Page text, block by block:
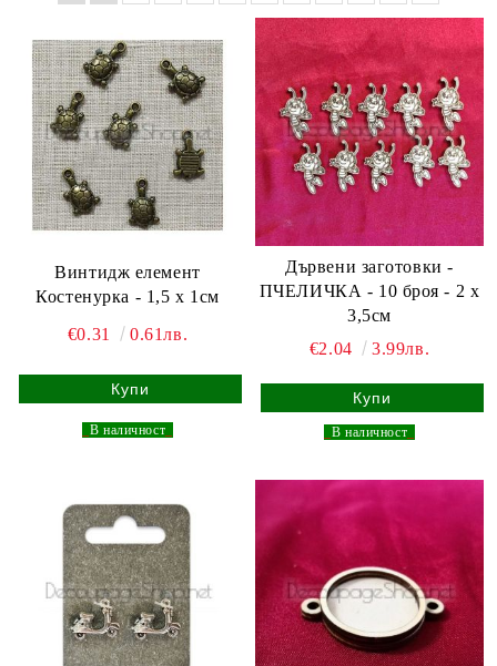
Винтидж елемент
Костенурка - 1,5 х 1см
€0.31 0.61лв.
В наличност
Дървени заготовки -
ПЧЕЛИЧКА - 10 броя - 2 х
3,5см
€2.04
3.99лв.
В наличност